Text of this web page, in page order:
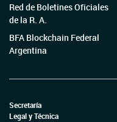
Red de Boletines Oficiales
de la R. A.
BFA Blockchain Federal
Argentina
Secretaría
Legal y Técnica